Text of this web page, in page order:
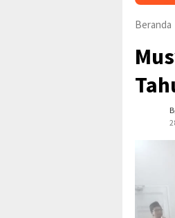
Beranda